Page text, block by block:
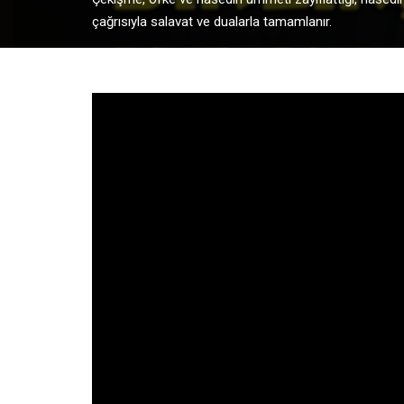
çağrısıyla salavat ve dualarla tamamlanır.